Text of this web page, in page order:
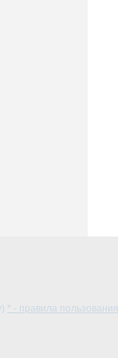
* - правила пользования